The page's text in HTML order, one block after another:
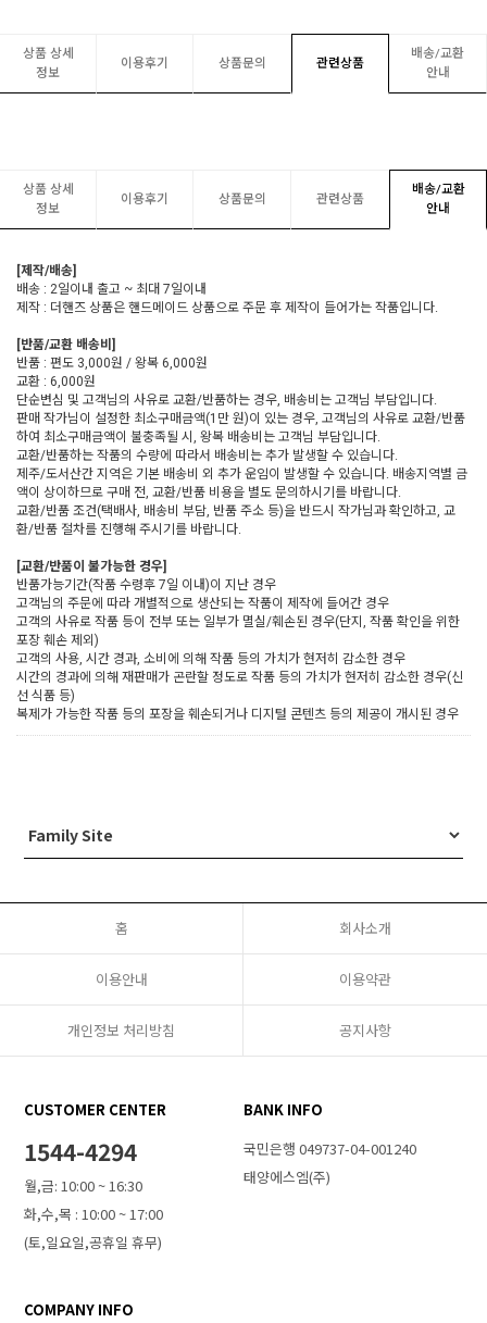
상품 상세
정보
이용후기 상품문의 관련상품
배송/교환
안내
상품 상세
정보
이용후기 상품문의 관련상품
배송/교환
안내
[제작/배송]
배송 : 2일이내 출고 ~ 최대 7일이내
제작 : 더핸즈 상품은 핸드메이드 상품으로 주문 후 제작이 들어가는 작품입니다.
[반품/교환 배송비]
반품 : 편도 3,000원 / 왕복 6,000원
교환 : 6,000원
단순변심 및 고객님의 사유로 교환/반품하는 경우, 배송비는 고객님 부담입니다.
판매 작가님이 설정한 최소구매금액(1만 원)이 있는 경우, 고객님의 사유로 교환/반품
하여 최소구매금액이 불충족될 시, 왕복 배송비는 고객님 부담입니다.
교환/반품하는 작품의 수량에 따라서 배송비는 추가 발생할 수 있습니다.
제주/도서산간 지역은 기본 배송비 외 추가 운임이 발생할 수 있습니다. 배송지역별 금
액이 상이하므로 구매 전, 교환/반품 비용을 별도 문의하시기를 바랍니다.
교환/반품 조건(택배사, 배송비 부담, 반품 주소 등)을 반드시 작가님과 확인하고, 교
환/반품 절차를 진행해 주시기를 바랍니다.
[교환/반품이 불가능한 경우]
반품가능기간(작품 수령후 7일 이내)이 지난 경우
고객님의 주문에 따라 개별적으로 생산되는 작품이 제작에 들어간 경우
고객의 사유로 작품 등이 전부 또는 일부가 멸실/훼손된 경우(단지, 작품 확인을 위한
포장 훼손 제외)
고객의 사용, 시간 경과, 소비에 의해 작품 등의 가치가 현저히 감소한 경우
시간의 경과에 의해 재판매가 곤란할 정도로 작품 등의 가치가 현저히 감소한 경우(신
선 식품 등)
복제가 가능한 작품 등의 포장을 훼손되거나 디지털 콘텐츠 등의 제공이 개시된 경우
홈 회사소개
이용안내 이용약관
개인정보 처리방침 공지사항
CUSTOMER CENTER
1544-4294
월,금: 10:00 ~ 16:30
화,수,목 : 10:00 ~ 17:00
(토,일요일,공휴일 휴무)
BANK INFO
국민은행 049737-04-001240
태양에스엠(주)
COMPANY INFO